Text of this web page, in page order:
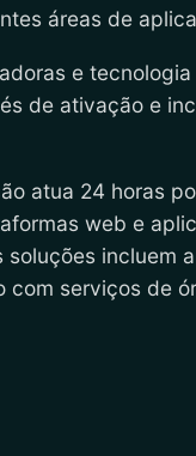
áreas de
e
de ativação e
atua 24 horas
web e
incluem
com serviços de